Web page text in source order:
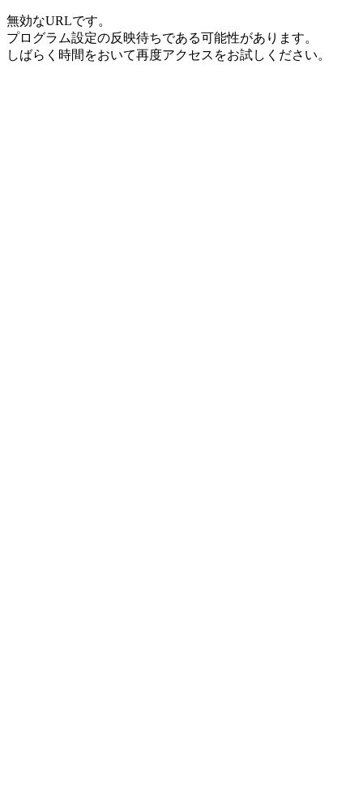
無効なURLです。
プログラム設定の反映待ちである可能性があります。
しばらく時間をおいて再度アクセスをお試しください。